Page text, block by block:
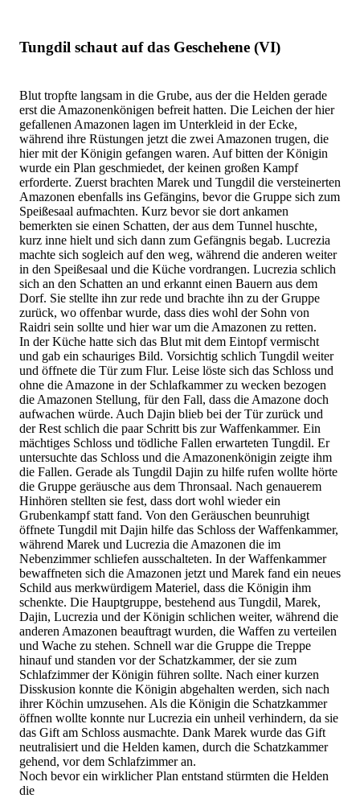
Tungdil schaut auf das Geschehene (VI)
Blut tropfte langsam in die Grube, aus der die Helden gerade
erst die Amazonenkönigen befreit hatten. Die Leichen der hier
gefallenen Amazonen lagen im Unterkleid in der Ecke,
während ihre Rüstungen jetzt die zwei Amazonen trugen, die
hier mit der Königin gefangen waren. Auf bitten der Königin
wurde ein Plan geschmiedet, der keinen großen Kampf
erforderte. Zuerst brachten Marek und Tungdil die versteinerten
Amazonen ebenfalls ins Gefängins, bevor die Gruppe sich zum
Speißesaal aufmachten. Kurz bevor sie dort ankamen
bemerkten sie einen Schatten, der aus dem Tunnel huschte,
kurz inne hielt und sich dann zum Gefängnis begab. Lucrezia
machte sich sogleich auf den weg, während die anderen weiter
in den Speißesaal und die Küche vordrangen. Lucrezia schlich
sich an den Schatten an und erkannt einen Bauern aus dem
Dorf. Sie stellte ihn zur rede und brachte ihn zu der Gruppe
zurück, wo offenbar wurde, dass dies wohl der Sohn von
Raidri sein sollte und hier war um die Amazonen zu retten.
In der Küche hatte sich das Blut mit dem Eintopf vermischt
und gab ein schauriges Bild. Vorsichtig schlich Tungdil weiter
und öffnete die Tür zum Flur. Leise löste sich das Schloss und
ohne die Amazone in der Schlafkammer zu wecken bezogen
die Amazonen Stellung, für den Fall, dass die Amazone doch
aufwachen würde. Auch Dajin blieb bei der Tür zurück und
der Rest schlich die paar Schritt bis zur Waffenkammer. Ein
mächtiges Schloss und tödliche Fallen erwarteten Tungdil. Er
untersuchte das Schloss und die Amazonenkönigin zeigte ihm
die Fallen. Gerade als Tungdil Dajin zu hilfe rufen wollte hörte
die Gruppe geräusche aus dem Thronsaal. Nach genauerem
Hinhören stellten sie fest, dass dort wohl wieder ein
Grubenkampf statt fand. Von den Geräuschen beunruhigt
öffnete Tungdil mit Dajin hilfe das Schloss der Waffenkammer,
während Marek und Lucrezia die Amazonen die im
Nebenzimmer schliefen ausschalteten. In der Waffenkammer
bewaffneten sich die Amazonen jetzt und Marek fand ein neues
Schild aus merkwürdigem Materiel, dass die Königin ihm
schenkte. Die Hauptgruppe, bestehend aus Tungdil, Marek,
Dajin, Lucrezia und der Königin schlichen weiter, während die
anderen Amazonen beauftragt wurden, die Waffen zu verteilen
und Wache zu stehen. Schnell war die Gruppe die Treppe
hinauf und standen vor der Schatzkammer, der sie zum
Schlafzimmer der Königin führen sollte. Nach einer kurzen
Disskusion konnte die Königin abgehalten werden, sich nach
ihrer Köchin umzusehen. Als die Königin die Schatzkammer
öffnen wollte konnte nur Lucrezia ein unheil verhindern, da sie
das Gift am Schloss ausmachte. Dank Marek wurde das Gift
neutralisiert und die Helden kamen, durch die Schatzkammer
gehend, vor dem Schlafzimmer an.
Noch bevor ein wirklicher Plan entstand stürmten die Helden
die